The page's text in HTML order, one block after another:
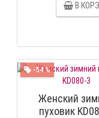
В
-54 %
Женский
пуховик